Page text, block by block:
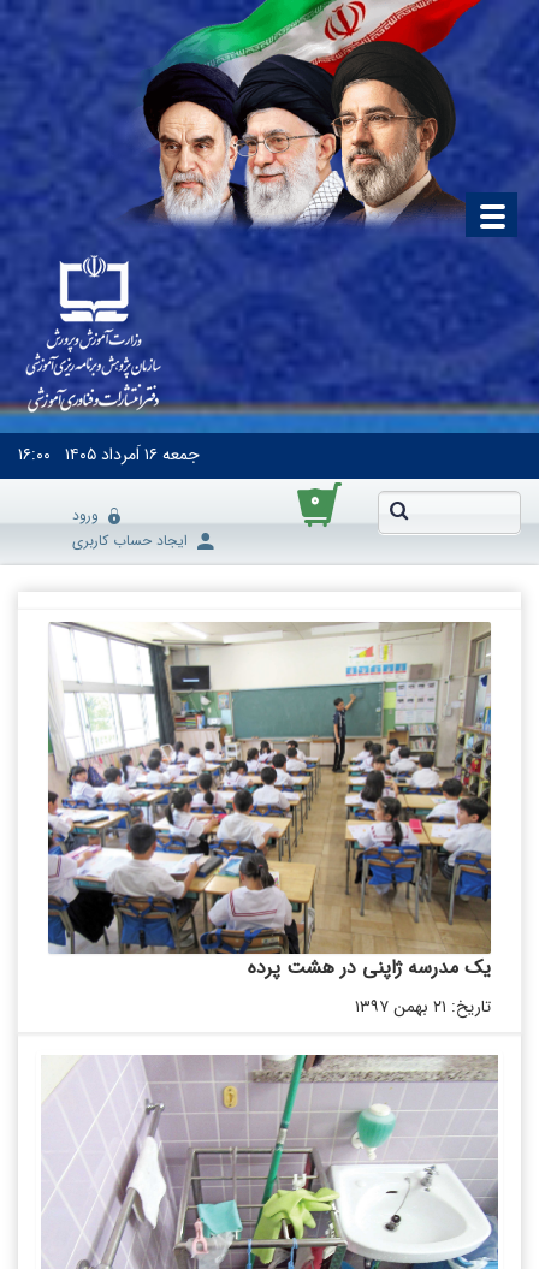
جمعه۱۶ اَمرداد ۱۴۰۵ ۱۶:۰۰
۰
ورود
ایجاد حساب کاربری
یک مدرسه ژاپنى در هشت پرده
تاریخ: ۲۱ بهمن ۱۳۹۷